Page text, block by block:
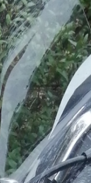
peut etre
d'Ajaccio à votre
n'hesitez pas